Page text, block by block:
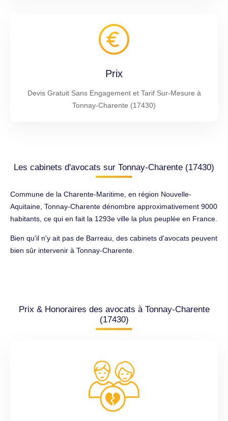
Prix
Devis Gratuit Sans Engagement et Tarif Sur-Mesure à
Tonnay-Charente (17430)
Les cabinets d'avocats sur Tonnay-Charente (17430)
Commune de la Charente-Maritime, en région Nouvelle-
Aquitaine, Tonnay-Charente dénombre approximativement 9000
habitants, ce qui en fait la 1293e ville la plus peuplée en France.
Bien qu'il n'y ait pas de Barreau, des cabinets d'avocats peuvent
bien sûr intervenir à Tonnay-Charente.
Prix & Honoraires des avocats à Tonnay-Charente
(17430)